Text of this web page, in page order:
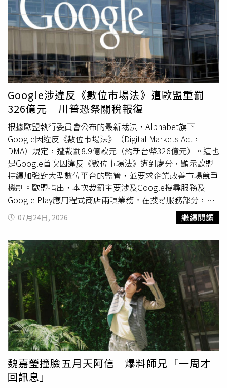
外，也可轉播大型運動賽事 及重要活動，成為旅客聚集的新
亮點。此外，商場還將引進全球精品大鐘，延續並升級現有
北車大廳整點報時特色，同時在公共空間及廁所導入AI智慧
導引系統，提升旅客便利性與整體服務品質。新光三越先前
表示，未來將以台北車站為核心據點，配合台北西區門戶計
畫發展，串聯南西商圈與台北站前商圈，並結合集團近450
萬會員生態圈、智慧零售科技及軟硬體升級，引進更多元的
餐飲、零售、藝術文化及潮流品牌，打造兼具交通、購物、
休憩與文化功能的「城市客廳」，讓台北車站成為展現台灣
新國門形象的重要商業地標。
江志豐去年開始身體頻出狀況，日前才因右眼視網膜破裂動
手術，坦言因為太專注投入創作，耗眼過量，導致右眼忽然
看不到，「當時在海外演出，我只能忍剩左眼而視，拖一週
直到返台，立即就醫，醫生驚訝我怎能忍到返台才就醫。」
目前右眼已開刀完成，待恢復後，下週將動左眼手術，醫生
再三叮囑一定要全面休息，他也全力配合醫囑。郭婷筠自選
秀比賽脫穎而出，參加過無數比賽的她表示以前比賽時最怕
就是感冒來亂，「記得有幾次比賽，聲音狀況都不好，比賽
當中真的出現破音，那段時間真是身心煎熬，也曾經在舞台
上表演的時候，因為監聽器太小聲，但我唱很大聲又用力，
瞬間在舞台上破音，真是太尷尬了，我就自嘲的跟大家坦言
這可是貨真價實的現場演唱！」而去年在第二屆閩歌賽進入
世界12強的林語菲，代表台灣在世界舞台上跟許多兩岸及海
內外熱愛閩南語歌的朋友交流，林語菲表示除了滿滿的感動
之外，更看到閩南語歌的多元與無限可能，閩南語歌一樣可
以在世界舞台發光發熱，對於今年的賽事更加的期待，歡迎
更多熱愛閩南語歌曲的朋友，一起來參與。林語菲代表台灣
與各國歌手交流閩南語歌。（圖／菲常動人音樂文創提供）
Google涉違反《數位市場法》遭歐盟重罰
326億元 川普恐祭關稅報復
根據歐盟執行委員會公布的最新裁決，Alphabet旗下
Google因違反《數位市場法》（Digital Markets Act，
DMA）規定，遭裁罰8.9億歐元（約新台幣326億元）。這也
是Google首次因違反《數位市場法》遭到處分，顯示歐盟
持續加強對大型數位平台的監管，並要求企業改善市場競爭
機制。歐盟指出，本次裁罰主要涉及Google搜尋服務及
Google Play應用程式商店兩項業務。在搜尋服務部分，歐
盟認定Google利用搜尋引擎的市場優勢，在搜尋結果中優
先呈現自家提供的購物、飯店、交通及體育
賽事等服務，使
其他競爭平台較難獲得相同曝光機會，因此針對這項違規開
罰4.6億歐元。至於Google Play方面，歐盟認為Google限
制應用程式開發者引導消費者前往其他應用程式商店或外部
網站購買服務，影響市場競爭與消費者選擇權，因此再裁罰
4.3億歐元。除了祭出罰鍰外，歐盟也要求Google須於60天
內完成相關改善措施，包括調整搜尋服務的競爭機制，以及
允許開發者自由引導使用者前往其他購買管道。歐盟表示，
目前雙方仍維持建設性溝通，若Google持續依照規定完成
改善，未來可望避免遭到每日累計罰款。對於歐盟裁決結
果，Google表達反對立場，並表示不排除循法律途徑提出
救濟。Google全球事務總裁肯特．沃克（Kent Walker）表
示，公司近來已配合歐盟規範調整多項服務，包括搜尋頁面
中的飯店、機票及餐廳價格與預訂資訊，同時也修改
07月24日, 2026 繼續閱讀
魏嘉瑩撞臉五月天阿信 爆料師兄「一周才
回訊息」